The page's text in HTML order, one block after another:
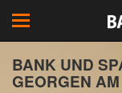
Toggle
navigation
BANK UND
GEORGEN